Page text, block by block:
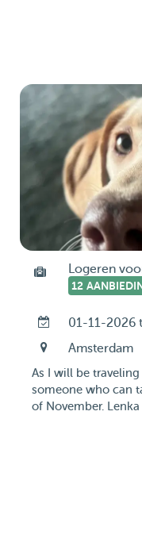
Logeren
12
01-11-2026
Amsterdam
As I will be
someone who can
of November.